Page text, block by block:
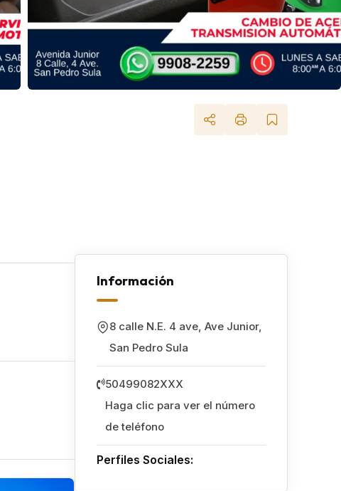
Información
8 calle N.E. 4 ave, Ave Junior,
San Pedro Sula
50499082XXX
Haga clic para ver el número
de teléfono
Perfiles Sociales: